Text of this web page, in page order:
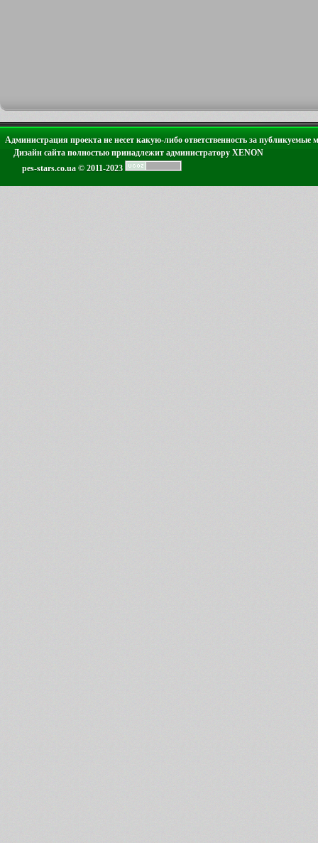
Администрация проекта не несет какую-либо ответственность за публикуемые
Дизайн сайта полностью принадлежит администратору XENON
pes-stars.co.ua © 2011-2023